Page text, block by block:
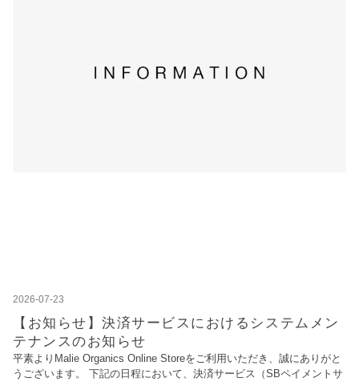
2026-07-23
【お知らせ】決済サービスにおけるシステムメン
テナンスのお知らせ
平素よりMalie Organics Online Storeをご利用いただき、誠にありがと
うございます。 下記の日程において、決済サービス（SBペイメントサ